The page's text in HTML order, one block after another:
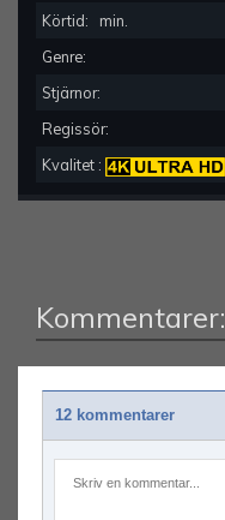
Körtid:
min.
Genre:
Stjärnor:
Regissör:
Kvalitet :
Kommentarer:
12 kommentarer